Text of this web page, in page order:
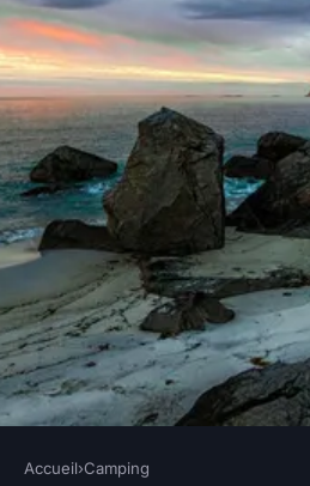
Accueil›Camping